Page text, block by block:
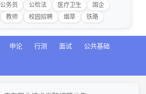
公务员 公检法 医疗卫生
国企
教师 校园招聘 烟草 铁路
申论 行测 面试 公共基础